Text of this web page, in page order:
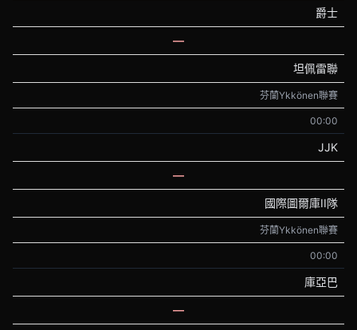
爵士
—
坦佩雷聯
芬蘭Ykkönen聯賽
00:00
JJK
—
國際圖爾庫II隊
芬蘭Ykkönen聯賽
00:00
庫亞巴
—